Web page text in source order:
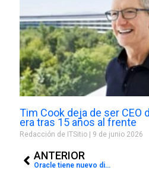
Tim Cook deja de ser CEO
era tras 15 años al frente
Redacción de ITSitio 9 de junio 2026
ANTERIOR
Oracle tiene nuevo director de Alianza y Canales en Latinoamérica